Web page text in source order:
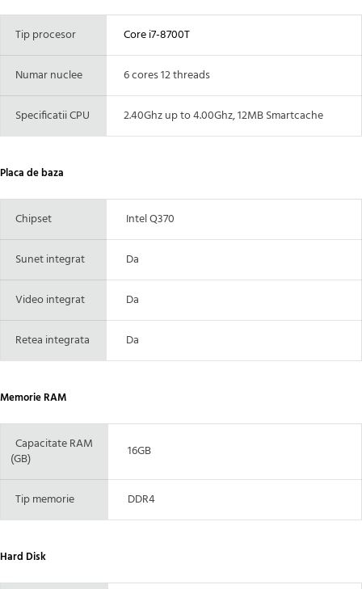
Tip procesor Core i7-8700T
Numar nuclee 6 cores 12 threads
Specificatii CPU 2.40Ghz up to 4.00Ghz, 12MB Smartcache
Placa de baza
Chipset Intel Q370
Sunet integrat Da
Video integrat Da
Retea integrata Da
Memorie RAM
Capacitate RAM
(GB)
16GB
Tip memorie DDR4
Hard Disk